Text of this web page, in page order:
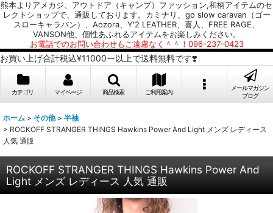
熊本よりアメカジ、アウトドア（キャンプ）ファッション,和柄アイテムのセ
レクトショップで、通販しております。カミナリ、go slow caravan（ゴー
スローキャラバン）、Aozora、Y'2 LEATHER、喜人、FREE RAGE、
VANSON他、個性あふれるアイテムをお楽しみください。
お電話でのお問い合わせもご遠慮なく＾＾！096-237-0423
お買い上げ合計税込¥11000ー以上で送料無料です❣️
カテゴリ マイページ 商品検索 ご利用案内
メールマガジン
ブログ
ホーム > その他 > 半袖
> ROCKOFF STRANGER THINGS Hawkins Power And Light メンズ レディース
人気 通販
ROCKOFF STRANGER THINGS Hawkins Power And
Light メンズ レディース 人気 通販